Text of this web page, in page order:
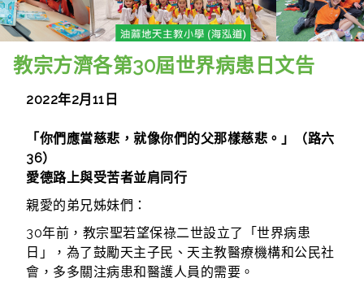
教宗方濟各第30屆世界病患日文告
2022年2月11日
「你們應當慈悲，就像你們的父那樣慈悲。」（路六
36）
愛德路上與受苦者並肩同行
親愛的弟兄姊妹們：
30年前，教宗聖若望保祿二世設立了「世界病患
日」，為了鼓勵天主子民、天主教醫療機構和公民社
會，多多關注病患和醫護人員的需要。